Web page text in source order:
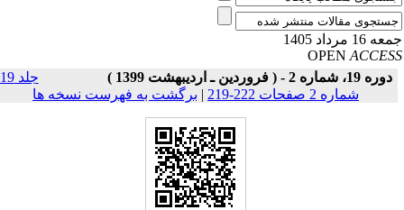
مرداد 1405
OPEN
دوره 19، شماره 2 - ( فروردین ـ اردیبهشت 1399 )
جلد 19
شماره 2 صفحات 222-219
| برگشت به فهرست نسخه ها